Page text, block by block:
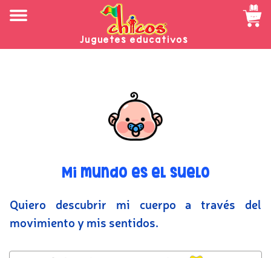
Juguetes educativos
Mi mundo es el suelo
Quiero descubrir mi cuerpo a través del
movimiento y mis sentidos.